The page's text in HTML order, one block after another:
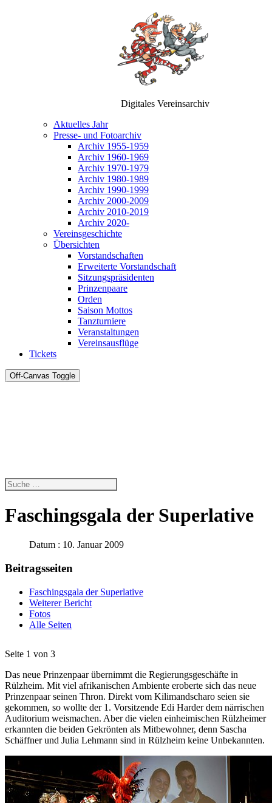
Digitales Vereinsarchiv
Aktuelles Jahr
Presse- und Fotoarchiv
Archiv 1955-1959
Archiv 1960-1969
Archiv 1970-1979
Archiv 1980-1989
Archiv 1990-1999
Archiv 2000-2009
Archiv 2010-2019
Archiv 2020-
Vereinsgeschichte
Übersichten
Vorstandschaften
Erweiterte Vorstandschaft
Sitzungspräsidenten
Prinzenpaare
Orden
Saison Mottos
Tanzturniere
Veranstaltungen
Vereinsausflüge
Tickets
Off-Canvas Toggle
Faschingsgala der Superlative
Datum : 10. Januar 2009
Beitragsseiten
Faschingsgala der Superlative
Weiterer Bericht
Fotos
Alle Seiten
Seite 1 von 3
Das neue Prinzenpaar übernimmt die Regierungsgeschäfte in
Rülzheim. Mit viel afrikanischen Ambiente eroberte sich das neue
Prinzenpaar seinen Thron. Direkt vom Kilimandscharo seien sie
gekommen, so wollte der 1. Vorsitzende Edi Harder dem närrischen
Auditorium weismachen. Aber die vielen einheimischen Rülzheimer
erkannten die beiden Gekrönten als Mitbewohner, denn Sascha
Schäffner und Julia Lehmann sind in Rülzheim keine Unbekannten.